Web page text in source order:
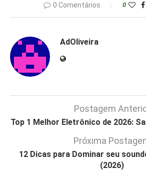
0 Comentários 0
AdOliveira
Postagem
Top 1 Melhor Eletrônico de 2026:
Próxima
12 Dicas para Dominar seu
(2026)